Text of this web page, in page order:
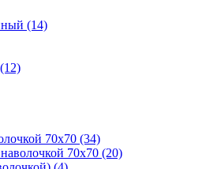
(14)
70х70 (34)
70х70 (20)